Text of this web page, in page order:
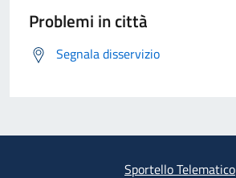
Problemi in città
Segnala disservizio
Sportello Telematico